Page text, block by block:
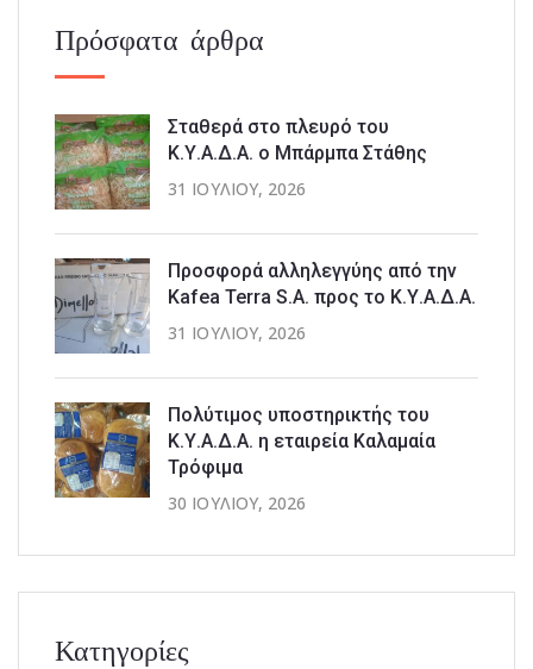
Πρόσφατα άρθρα
Σταθερά στο πλευρό του
Κ.Υ.Α.Δ.Α. ο Μπάρμπα Στάθης
31 ΙΟΥΛΊΟΥ, 2026
Προσφορά αλληλεγγύης από την
Kafea Terra S.A. προς το Κ.Υ.Α.Δ.Α.
31 ΙΟΥΛΊΟΥ, 2026
Πολύτιμος υποστηρικτής του
Κ.Υ.Α.Δ.Α. η εταιρεία Καλαμαία
Τρόφιμα
30 ΙΟΥΛΊΟΥ, 2026
Κατηγορίες